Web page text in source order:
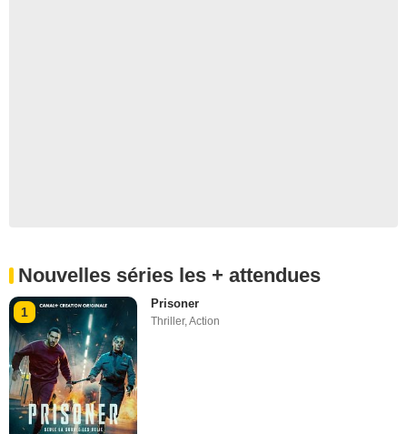
Nouvelles séries les + attendues
1
Prisoner
Thriller,Action